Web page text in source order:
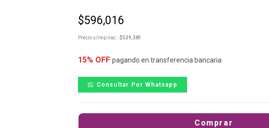
$596,016
Precio s/imp nac.:$539,381
15% OFF pagando en transferencia bancaria
Consultar Por Whatsapp
Comprar